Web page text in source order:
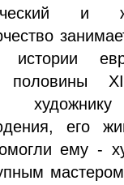
и
половины
его
ему -